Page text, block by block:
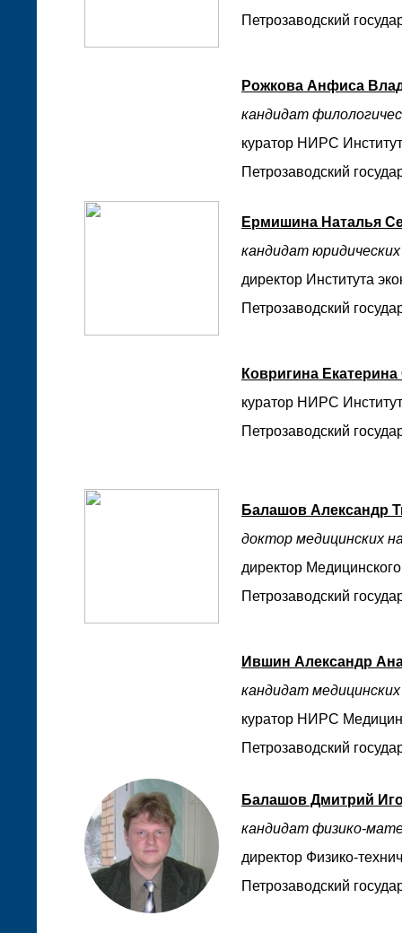
Петрозаводский
Рожкова Анфиса
кандидат
куратор НИРС
Петрозаводский
Ермишина Наталья
кандидат юридических
директор Института
Петрозаводский
Ковригина
куратор НИРС
Петрозаводский
Балашов Александр
доктор медицинских
директор
Петрозаводский
Ившин Александр
кандидат
куратор НИРС
Петрозаводский
Балашов Дмитрий
кандидат физико-
директор Физико-
Петрозаводский